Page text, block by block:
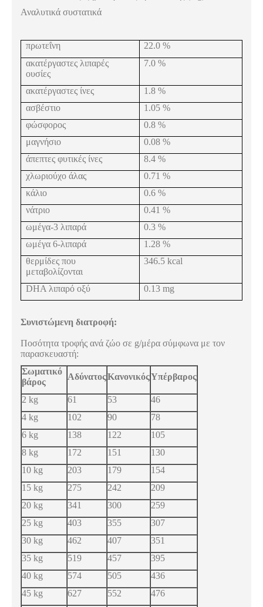
Αναλυτικά συστατικά
πρωτεΐνη
22.0 %
ακατέργαστες λιπαρές
ουσίες
7.0 %
ακατέργαστες ίνες
1.8 %
ασβέστιο
1.05 %
φώσφορος
0.8 %
μαγνήσιο
0.08 %
άπεπτες φυτικές ίνες
8.4 %
χλωριούχο άλας
0.71 %
κάλιο
0.6 %
νάτριο
0.41 %
ωμέγα-3 λιπαρά
0.3 %
ωμέγα 6-λιπαρά
1.28 %
θερμίδες που
μεταβολίζονται
346.5kcal
DHA λιπαρό οξύ 0.13 mg
Συνιστώμενη διατροφή:
Ποσότητα τροφής ανά ζώο σε g/μέρα σύμφωνα με τον
παρασκευαστή:
Σωματικό
βάρος
ΑδύνατοςΚανονικόςΥπέρβαρος
2 kg 61 53
46
4 kg
102 90
78
6 kg
138 122
105
8 kg
172 151
130
10 kg
203 179
154
15 kg
275 242
209
20 kg
341 300
259
25 kg
403 355
307
30 kg
462 407
351
35 kg
519 457
395
40 kg
574 505
436
45 kg
627 552
476